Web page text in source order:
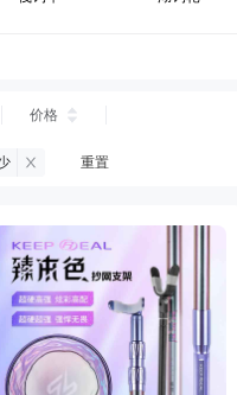
台钓钩
台钓装备
黑坑钓灯 黑坑网架
路亚竿 雷强竿
海钓轮 海钓线
价格
重置